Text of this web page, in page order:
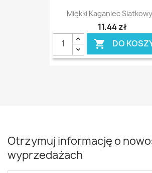
Miękki Kaganiec
11,44 zł
 DO
Otrzymuj informację o
wyprzedażach